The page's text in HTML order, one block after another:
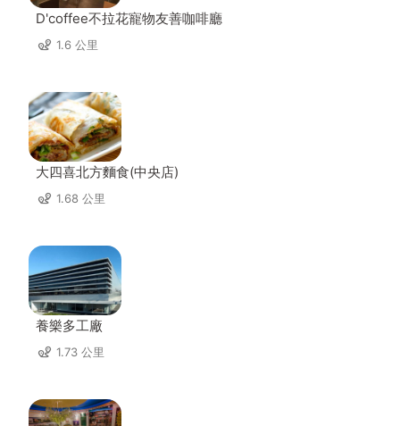
D'coffee不拉花寵物友善咖啡廳
1.6 公里
大四喜北方麵食(中央店)
1.68 公里
養樂多工廠
1.73 公里